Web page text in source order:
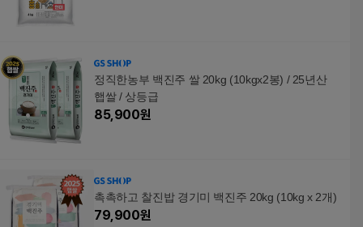
정직한농부 백진주 쌀 20kg (10kgx2봉) / 25년산
햅쌀 / 상등급
85,900원
촉촉하고 찰진밥 경기미 백진주 20kg (10kg x 2개)
79,900원